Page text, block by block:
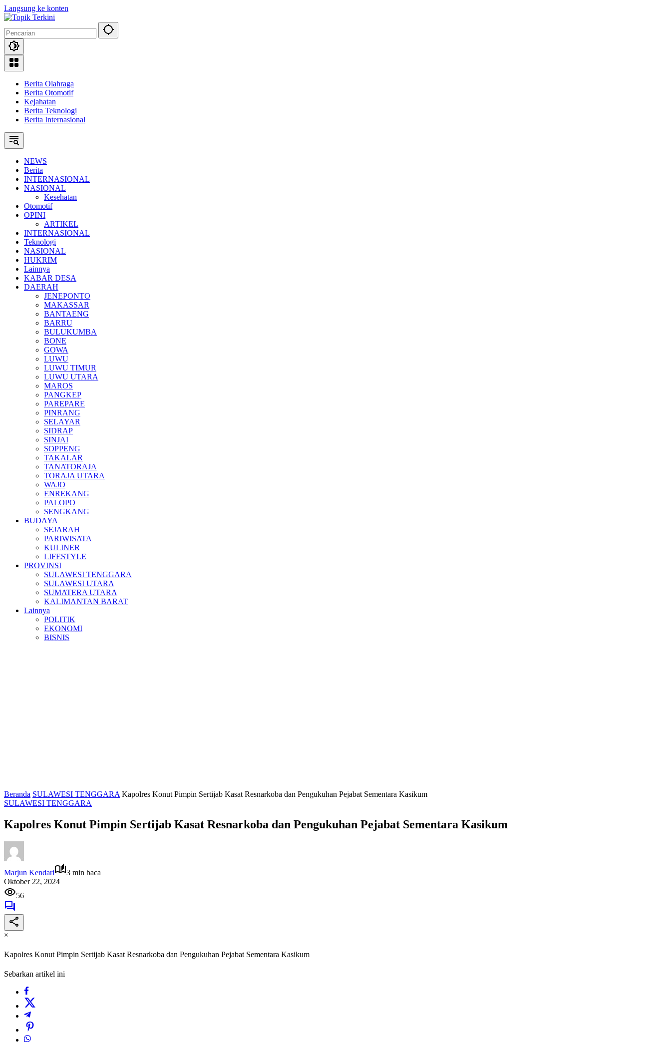
Langsung ke konten
Berita Olahraga
Berita Otomotif
Kejahatan
Berita Teknologi
Berita Internasional
NEWS
Berita
INTERNASIONAL
NASIONAL
Kesehatan
Otomotif
OPINI
ARTIKEL
INTERNASIONAL
Teknologi
NASIONAL
HUKRIM
Lainnya
KABAR DESA
DAERAH
JENEPONTO
MAKASSAR
BANTAENG
BARRU
BULUKUMBA
BONE
GOWA
LUWU
LUWU TIMUR
LUWU UTARA
MAROS
PANGKEP
PAREPARE
PINRANG
SELAYAR
SIDRAP
SINJAI
SOPPENG
TAKALAR
TANATORAJA
TORAJA UTARA
WAJO
ENREKANG
PALOPO
SENGKANG
BUDAYA
SEJARAH
PARIWISATA
KULINER
LIFESTYLE
PROVINSI
SULAWESI TENGGARA
SULAWESI UTARA
SUMATERA UTARA
KALIMANTAN BARAT
Lainnya
POLITIK
EKONOMI
BISNIS
Beranda SULAWESI TENGGARA Kapolres Konut Pimpin Sertijab Kasat Resnarkoba dan Pengukuhan Pejabat Sementara Kasikum
SULAWESI TENGGARA
Kapolres Konut Pimpin Sertijab Kasat Resnarkoba dan Pengukuhan Pejabat Sementara Kasikum
Marjun Kendari
3 min baca
Oktober 22, 2024
56
×
Kapolres Konut Pimpin Sertijab Kasat Resnarkoba dan Pengukuhan Pejabat Sementara Kasikum
Sebarkan artikel ini